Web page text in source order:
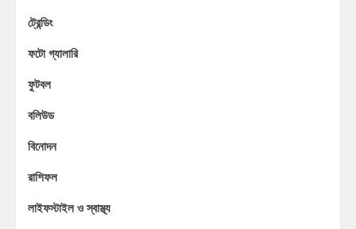
ট্রেন্ডিং
ফটো গ্যালারি
ফুটবল
বলিউড
বিনোদন
রাশিফল
লাইফস্টাইল ও স্বাস্থ্য